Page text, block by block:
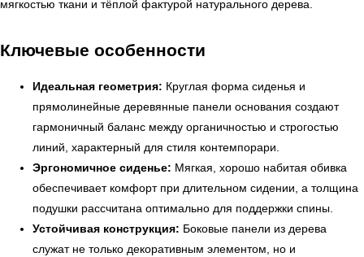
мягкостью ткани и тёплой фактурой натурального дерева.
Ключевые особенности
Идеальная геометрия: Круглая форма сиденья и
прямолинейные деревянные панели основания создают
гармоничный баланс между органичностью и строгостью
линий, характерный для стиля контемпорари.
Эргономичное сиденье: Мягкая, хорошо набитая обивка
обеспечивает комфорт при длительном сидении, а толщина
подушки рассчитана оптимально для поддержки спины.
Устойчивая конструкция: Боковые панели из дерева
служат не только декоративным элементом, но и